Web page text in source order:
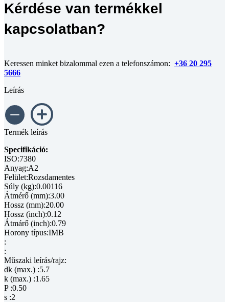
Kérdése van termékkel
kapcsolatban?
Keressen minket bizalommal ezen a telefonszámon: +36 20 295
5666
Leírás
Termék leírás
Specifikáció:
ISO:7380
Anyag:A2
Felület:Rozsdamentes
Súly (kg):0.00116
Átmérő (mm):3.00
Hossz (mm):20.00
Hossz (inch):0.12
Átmárő (inch):0.79
Horony típus:IMB
:
:
Műszaki leírás/rajz:
dk (max.) :5.7
k (max.) :1.65
P :0.50
s :2